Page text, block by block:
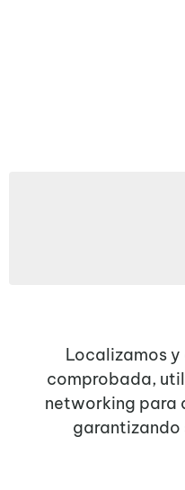
Localizamos
comprobada,
networking para